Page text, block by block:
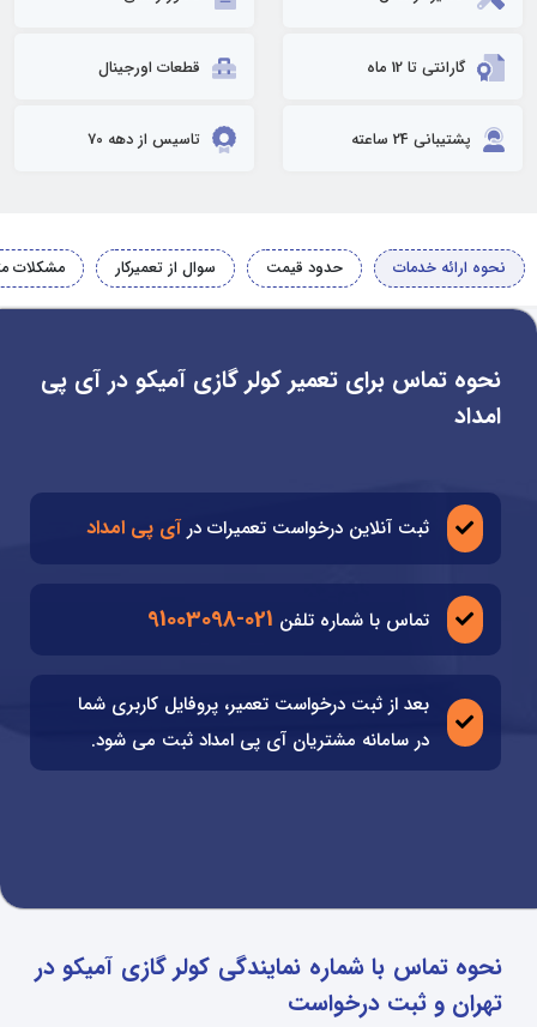
گارانتی تا 12 ماه قطعات اورجینال
پشتیبانی 24 ساعته تاسیس از دهه 70
نحوه ارائه خدمات حدود قیمت سوال از تعمیرکار مشکلات
نحوه تماس با شماره نمایندگی کولر گازی آمیکو در
تهران و ثبت درخواست
نحوه تماس برای تعمیر کولر گازی آمیکو در آی پی
امداد
ثبت آنلاین درخواست تعمیرات درآی پی امداد
تماس با شماره تلفن 021-91003098
بعد از ثبت درخواست تعمیر، پروفایل کاربری شما
در سامانه مشتریان آی پی امداد ثبت می شود.